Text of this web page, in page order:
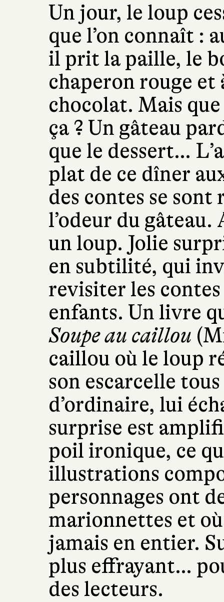
Un jour, le loup
que l’on connaît :
il prit la paille, le
chaperon rouge et
chocolat. Mais
ça ? Un gâteau
que le dessert…
plat de ce dîner
des contes se sont
l’odeur du
un loup. Jolie
en subtilité, qui
revisiter les
enfants. Un livre
Soupe au caillou
caillou où le loup
son escarcelle
d’ordinaire, lui
surprise est
poil ironique, ce
illustrations
personnages ont
marionnettes et
jamais en entier.
plus effrayant…
des lecteurs.